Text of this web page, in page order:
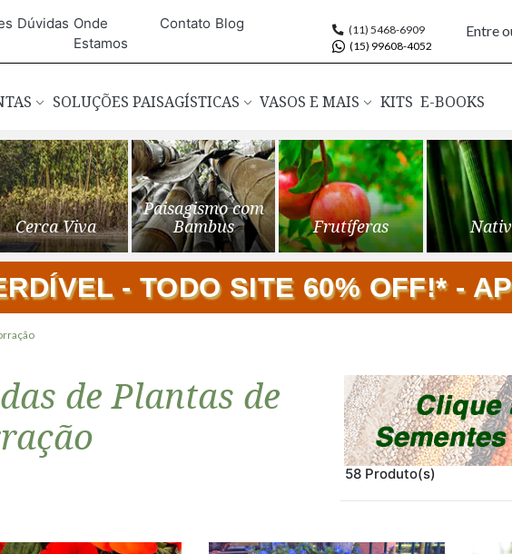
Dúvidas Onde
Estamos
Contato Blog
(11) 5468-6909
(15) 99608-4052
Entre
SOLUÇÕES PAISAGÍSTICAS VASOS E MAIS KITS E-BOOKS
Cerca Viva
Paisagismo com
Bambus
Frutíferas
- TODO SITE 60% OFF!* -
de Plantas de
58 Produto(s)